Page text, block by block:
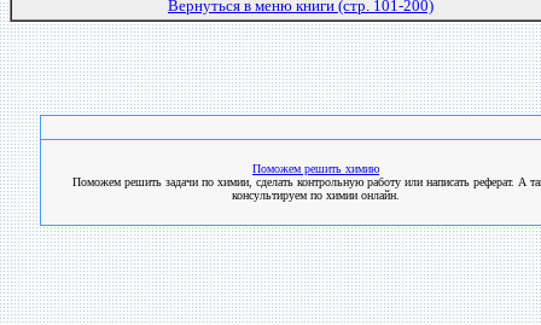
Вернуться в меню книги (стр. 101-200)
Поможем решить химию
Поможем решить задачи по химии, сделать контрольную работу или написать реферат. А
консультируем по химии онлайн.